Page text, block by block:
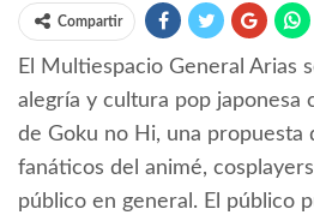
Compartir
El Multiespacio General Arias
alegría y cultura pop japonesa
de Goku no Hi, una propuesta
fanáticos del animé,
público en general. El público